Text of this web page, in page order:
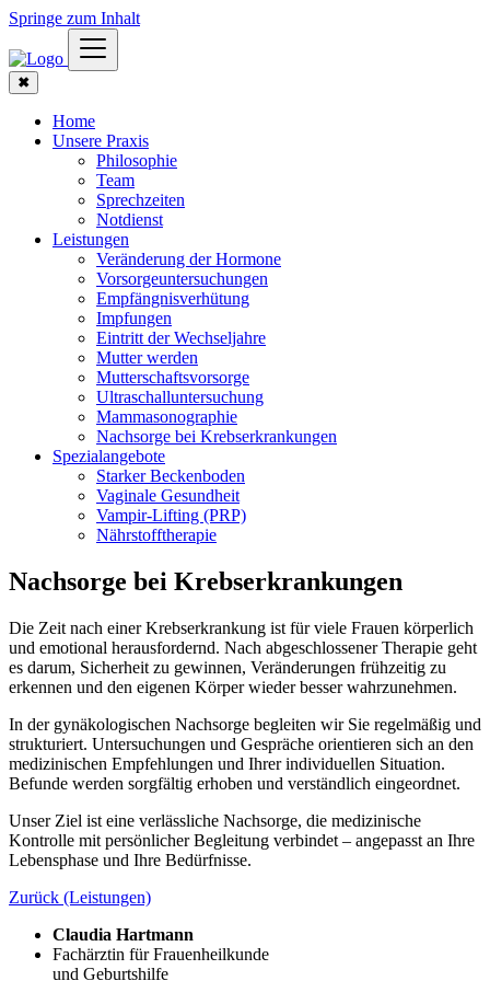
Springe zum Inhalt
✖
Home
Unsere Praxis
Philosophie
Team
Sprechzeiten
Notdienst
Leistungen
Veränderung der Hormone
Vorsorgeuntersuchungen
Empfängnisverhütung
Impfungen
Eintritt der Wechseljahre
Mutter werden
Mutterschaftsvorsorge
Ultraschalluntersuchung
Mammasonographie
Nachsorge bei Krebserkrankungen
Spezialangebote
Starker Beckenboden
Vaginale Gesundheit
Vampir-Lifting (PRP)
Nährstofftherapie
Nachsorge bei Krebserkrankungen
Die Zeit nach einer Krebserkrankung ist für viele Frauen körperlich
und emotional herausfordernd. Nach abgeschlossener Therapie geht
es darum, Sicherheit zu gewinnen, Veränderungen frühzeitig zu
erkennen und den eigenen Körper wieder besser wahrzunehmen.
In der gynäkologischen Nachsorge begleiten wir Sie regelmäßig und
strukturiert. Untersuchungen und Gespräche orientieren sich an den
medizinischen Empfehlungen und Ihrer individuellen Situation.
Befunde werden sorgfältig erhoben und verständlich eingeordnet.
Unser Ziel ist eine verlässliche Nachsorge, die medizinische
Kontrolle mit persönlicher Begleitung verbindet – angepasst an Ihre
Lebensphase und Ihre Bedürfnisse.
Zurück (Leistungen)
Claudia Hartmann
Fachärztin für Frauenheilkunde
und Geburtshilfe